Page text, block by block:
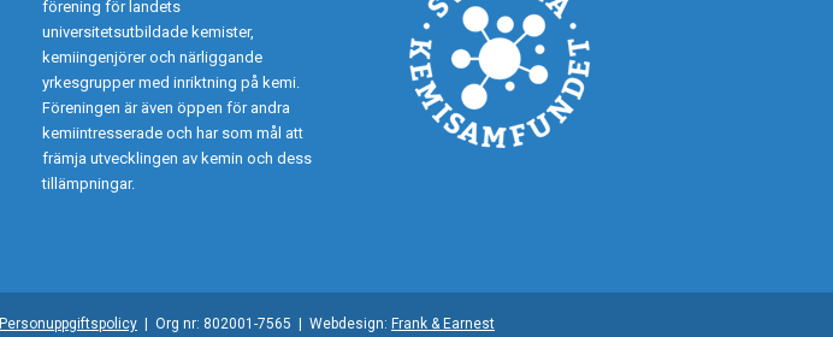
förening för landets
universitetsutbildade kemister,
kemiingenjörer och närliggande
yrkesgrupper med inriktning på kemi.
Föreningen är även öppen för andra
kemiintresserade och har som mål att
främja utvecklingen av kemin och dess
tillämpningar.
Personuppgiftspolicy | Org nr: 802001-7565 | Webdesign: Frank & Earnest